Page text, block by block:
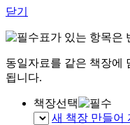
닫기
표가 있는 항목은
동일자료를 같은 책장에
됩니다.
책장선택
새 책장 만들어